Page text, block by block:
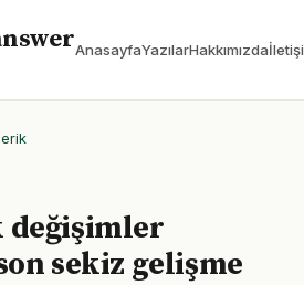
AnasayfaYazılarHakkımızda
değişimler
sekiz gelişme